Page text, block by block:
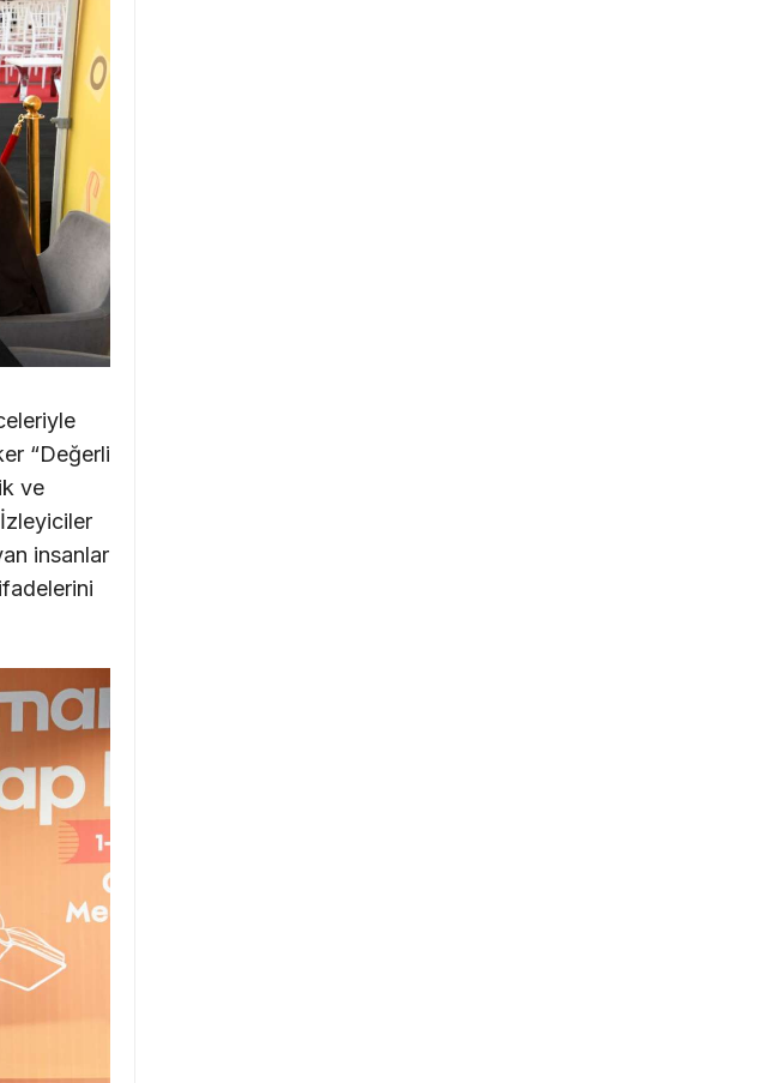
“Değerli
ve
insanlar